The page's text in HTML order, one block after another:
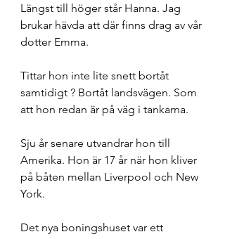
Längst till höger står Hanna. Jag
brukar hävda att där finns drag av vår
dotter Emma.
Tittar hon inte lite snett bortåt
samtidigt ? Bortåt landsvägen. Som
att hon redan är på väg i tankarna.
Sju år senare utvandrar hon till
Amerika. Hon är 17 år när hon kliver
på båten mellan Liverpool och New
York.
Det nya boningshuset var ett